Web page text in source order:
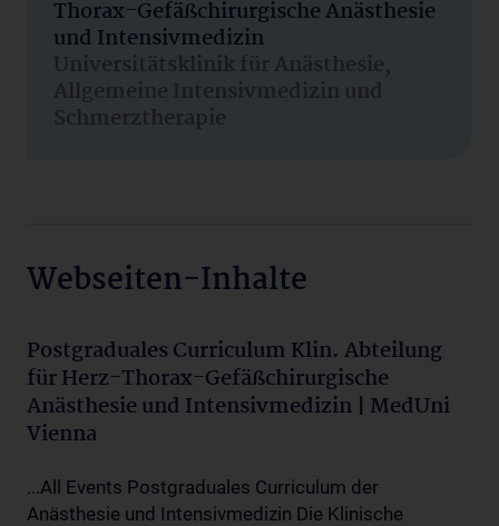
Thorax-Gefäßchirurgische Anästhesie
und Intensivmedizin
Universitätsklinik für Anästhesie,
Allgemeine Intensivmedizin und
Schmerztherapie
Webseiten-Inhalte
Postgraduales Curriculum Klin. Abteilung
für Herz-Thorax-Gefäßchirurgische
Anästhesie und Intensivmedizin | MedUni
Vienna
...All Events Postgraduales Curriculum der
Anästhesie und Intensivmedizin Die Klinische